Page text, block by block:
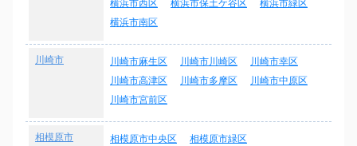
横浜市西区
横浜市保土ケ谷区
横浜市緑区
横浜市南区
川崎市 川崎市麻生区 川崎市川崎区
川崎市幸区
川崎市高津区
川崎市多摩区
川崎市中原区
川崎市宮前区
相模原市 相模原市中央区
相模原市緑区